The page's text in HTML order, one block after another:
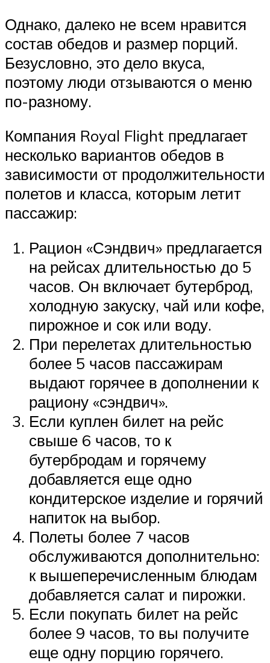
Однако, далеко не всем нравится
состав обедов и размер порций.
Безусловно, это дело вкуса,
поэтому люди отзываются о меню
по-разному.
Компания Royal Flight предлагает
несколько вариантов обедов в
зависимости от продолжительности
полетов и класса, которым летит
пассажир:
Рацион «Сэндвич» предлагается
на рейсах длительностью до 5
часов. Он включает бутерброд,
холодную закуску, чай или кофе,
пирожное и сок или воду.
При перелетах длительностью
более 5 часов пассажирам
выдают горячее в дополнении к
рациону «сэндвич».
Если куплен билет на рейс
свыше 6 часов, то к
бутербродам и горячему
добавляется еще одно
кондитерское изделие и горячий
напиток на выбор.
Полеты более 7 часов
обслуживаются дополнительно:
к вышеперечисленным блюдам
добавляется салат и пирожки.
Если покупать билет на рейс
более 9 часов, то вы получите
еще одну порцию горячего.